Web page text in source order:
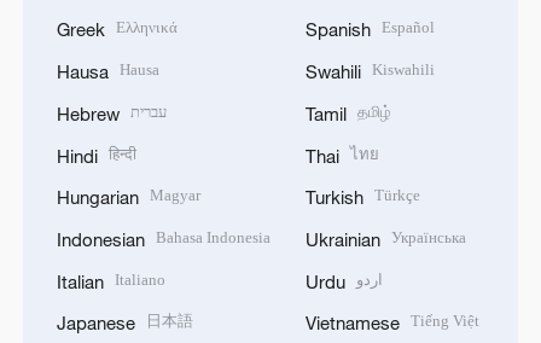
Greek Ελληνικά
Hausa Hausa
Hebrew עברית
Hindi हिन्दी
Hungarian Magyar
Indonesian Bahasa Indonesia
Italian Italiano
Japanese 日本語
Spanish Español
Swahili Kiswahili
Tamil தமிழ்
Thai ไทย
Turkish Türkçe
Ukrainian Українська
Urdu اردو
Vietnamese Tiếng Việt